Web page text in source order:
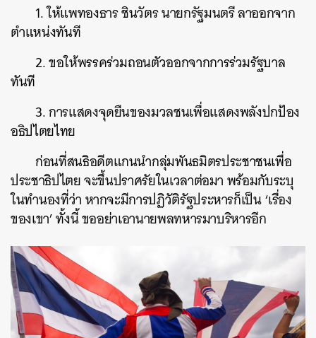
1. ให้แพทองธาร ชินวัตร นายกรัฐมนตรี ลาออกจาก
ตำแหน่งทันที
2. ขอให้พรรคร่วมถอนตัวออกจากการร่วมรัฐบาล
ทันที
3. การแสดงจุดยืนของมวลชนเพื่อแสดงพลังปกป้อง
อธิปไตยไทย
ก่อนที่สนธิอดีตแกนนำกลุ่มพันธมิตรประชาชนเพื่อ
ประชาธิปไตย จะขึ้นปราศรัยในเวลาต่อมา พร้อมกับระบุ
ในทำนองที่ว่า หากจะมีการปฏิวัติรัฐประหารก็เป็น ‘เรื่อง
ของเขา’ ทั้งนี้ ขออย่าเอานายพลทหารมาบริหารอีก